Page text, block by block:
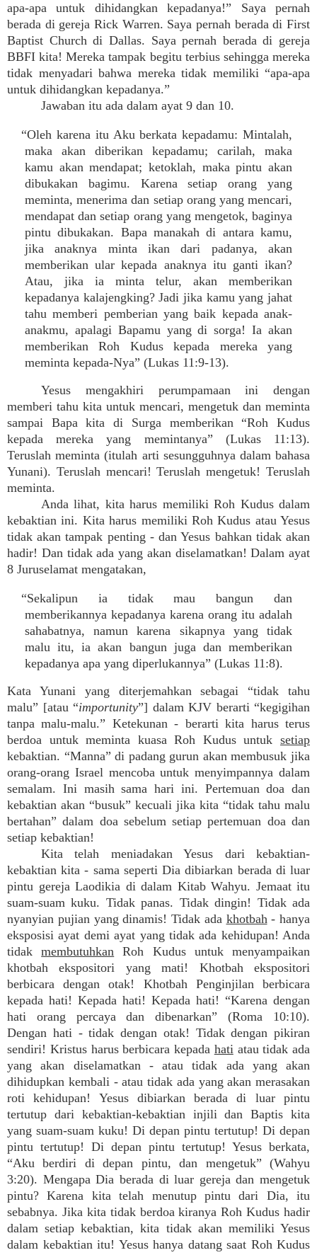
apa-apa untuk dihidangkan kepadanya!” Saya pernah
berada di gereja Rick Warren. Saya pernah berada di First
Baptist Church di Dallas. Saya pernah berada di gereja
BBFI kita! Mereka tampak begitu terbius sehingga mereka
tidak menyadari bahwa mereka tidak memiliki “apa-apa
untuk dihidangkan kepadanya.”
Jawaban itu ada dalam ayat 9 dan 10.
“Oleh karena itu Aku berkata kepadamu: Mintalah,
maka akan diberikan kepadamu; carilah, maka
kamu akan mendapat; ketoklah, maka pintu akan
dibukakan bagimu. Karena setiap orang yang
meminta, menerima dan setiap orang yang mencari,
mendapat dan setiap orang yang mengetok, baginya
pintu dibukakan. Bapa manakah di antara kamu,
jika anaknya minta ikan dari padanya, akan
memberikan ular kepada anaknya itu ganti ikan?
Atau, jika ia minta telur, akan memberikan
kepadanya kalajengking? Jadi jika kamu yang jahat
tahu memberi pemberian yang baik kepada anak-
anakmu, apalagi Bapamu yang di sorga! Ia akan
memberikan Roh Kudus kepada mereka yang
meminta kepada-Nya” (Lukas 11:9-13).
Yesus mengakhiri perumpamaan ini dengan
memberi tahu kita untuk mencari, mengetuk dan meminta
sampai Bapa kita di Surga memberikan “Roh Kudus
kepada mereka yang memintanya” (Lukas 11:13).
Teruslah meminta (itulah arti sesungguhnya dalam bahasa
Yunani). Teruslah mencari! Teruslah mengetuk! Teruslah
meminta.
Anda lihat, kita harus memiliki Roh Kudus dalam
kebaktian ini. Kita harus memiliki Roh Kudus atau Yesus
tidak akan tampak penting - dan Yesus bahkan tidak akan
hadir! Dan tidak ada yang akan diselamatkan! Dalam ayat
8 Juruselamat mengatakan,
“Sekalipun ia tidak mau bangun dan
memberikannya kepadanya karena orang itu adalah
sahabatnya, namun karena sikapnya yang tidak
malu itu, ia akan bangun juga dan memberikan
kepadanya apa yang diperlukannya” (Lukas 11:8).
Kata Yunani yang diterjemahkan sebagai “tidak tahu
malu” [atau “importunity”] dalam KJV berarti “kegigihan
tanpa malu-malu.” Ketekunan - berarti kita harus terus
berdoa untuk meminta kuasa Roh Kudus untuk setiap
kebaktian. “Manna” di padang gurun akan membusuk jika
orang-orang Israel mencoba untuk menyimpannya dalam
semalam. Ini masih sama hari ini. Pertemuan doa dan
kebaktian akan “busuk” kecuali jika kita “tidak tahu malu
bertahan” dalam doa sebelum setiap pertemuan doa dan
setiap kebaktian!
Kita telah meniadakan Yesus dari kebaktian-
kebaktian kita - sama seperti Dia dibiarkan berada di luar
pintu gereja Laodikia di dalam Kitab Wahyu. Jemaat itu
suam-suam kuku. Tidak panas. Tidak dingin! Tidak ada
nyanyian pujian yang dinamis! Tidak ada khotbah- hanya
eksposisi ayat demi ayat yang tidak ada kehidupan! Anda
tidakmembutuhkan Roh Kudus untuk menyampaikan
khotbah ekspositori yang mati! Khotbah ekspositori
berbicara dengan otak! Khotbah Penginjilan berbicara
kepada hati! Kepada hati! Kepada hati! “Karena dengan
hati orang percaya dan dibenarkan” (Roma 10:10).
Dengan hati - tidak dengan otak! Tidak dengan pikiran
sendiri! Kristus harus berbicara kepada hatiatau tidak ada
yang akan diselamatkan - atau tidak ada yang akan
dihidupkan kembali - atau tidak ada yang akan merasakan
roti kehidupan! Yesus dibiarkan berada di luar pintu
tertutup dari kebaktian-kebaktian injili dan Baptis kita
yang suam-suam kuku! Di depan pintu tertutup! Di depan
pintu tertutup! Di depan pintu tertutup! Yesus berkata,
“Aku berdiri di depan pintu, dan mengetuk” (Wahyu
3:20). Mengapa Dia berada di luar gereja dan mengetuk
pintu? Karena kita telah menutup pintu dari Dia, itu
sebabnya. Jika kita tidak berdoa kiranya Roh Kudus hadir
dalam setiap kebaktian, kita tidak akan memiliki Yesus
dalam kebaktian itu! Yesus hanya datang saat Roh Kudus